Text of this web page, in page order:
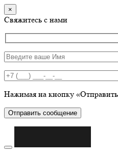
×
Свяжитесь с нами
Нажимая на кнопку «Отправить
Отправить сообщение